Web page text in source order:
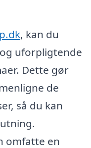
, kan du
uforpligtende
Dette gør
de
så du kan
omfatte en